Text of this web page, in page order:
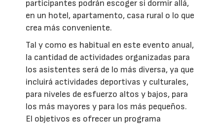
participantes podrán escoger si dormir allá,
en un hotel, apartamento, casa rural o lo que
crea más conveniente.
Tal y como es habitual en este evento anual,
la cantidad de actividades organizadas para
los asistentes será de lo más diversa, ya que
incluirá actividades deportivas y culturales,
para niveles de esfuerzo altos y bajos, para
los más mayores y para los más pequeños.
El objetivos es ofrecer un programa